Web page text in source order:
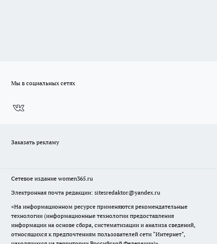
Мы в социальных сетях
Заказать рекламу
Сетевое издание women365.ru
Электронная почта редакции: sitesredaktor@yandex.ru
«На информационном ресурсе применяются рекомендательные
технологии (информационные технологии предоставления
информации на основе сбора, систематизации и анализа сведений,
относящихся к предпочтениям пользователей сети "Интернет",